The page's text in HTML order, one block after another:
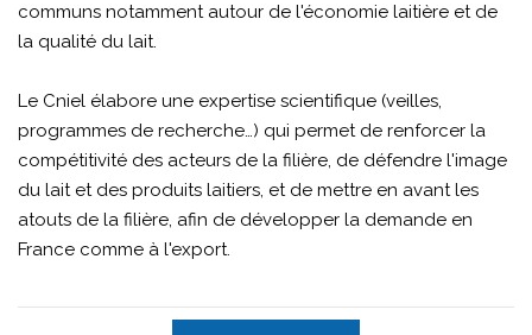
communs notamment autour de l'économie laitière et de
la qualité du lait.
Le Cniel élabore une expertise scientifique (veilles,
programmes de recherche…) qui permet de renforcer la
compétitivité des acteurs de la filière, de défendre l'image
du lait et des produits laitiers, et de mettre en avant les
atouts de la filière, afin de développer la demande en
France comme à l'export.